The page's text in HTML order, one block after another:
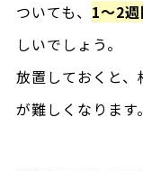
ついても、 1～2
しいでしょう。
放置しておくと
が難しくなります。